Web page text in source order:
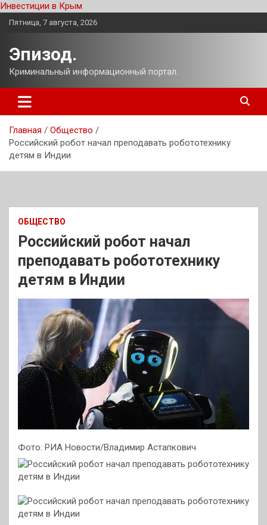
Инвестиции в Крым
Перейти
Пятница, 7 августа, 2026
Эпизод.
Криминальный информационный портал.
Главная
Общество
Российский робот начал преподавать робототехнику
детям в Индии
ОБЩЕСТВО
Российский робот начал
преподавать робототехнику
детям в Индии
Фото: РИА Новости/Владимир Астапкович